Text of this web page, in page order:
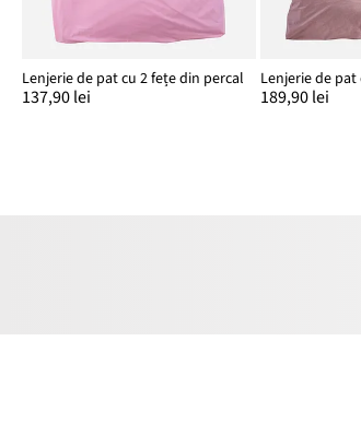
Lenjerie de pat cu 2 fețe din percal
137,90 lei 189,90 lei